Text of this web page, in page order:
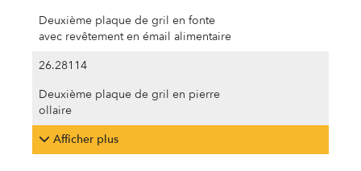
Deuxième plaque de gril en fonte
avec revêtement en émail alimentaire
26.28114
Deuxième plaque de gril en pierre
ollaire
Afficher plus